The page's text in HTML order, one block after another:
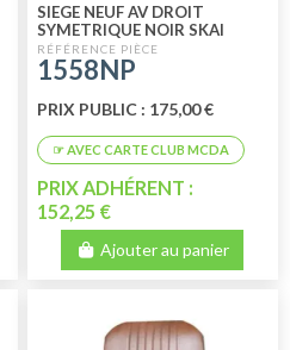
SIEGE NEUF AV DROIT
SYMETRIQUE NOIR SKAI
PERFORE
1558NP
PRIX PUBLIC : 175,00 €
PRIX ADHÉRENT :
152,25 €
Ajouter au panier